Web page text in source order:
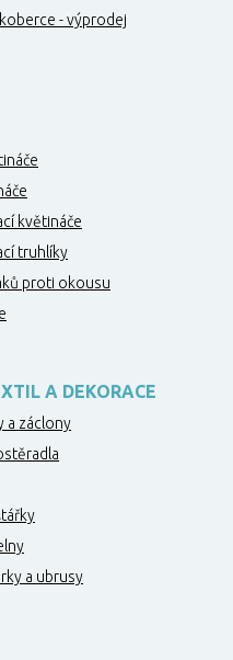
- výprodej
květináče
truhlíky
proti okousu
A DEKORACE
a záclony
a ubrusy